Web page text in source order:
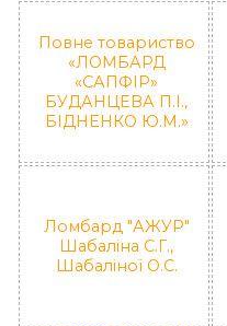
Повне товариство
«ЛОМБАРД
«САПФІР»
БУДАНЦЕВА П.І.,
БІДНЕНКО Ю.М.»
Ломбард "АЖУР"
Шабаліна С.Г.,
Шабаліної О.С.